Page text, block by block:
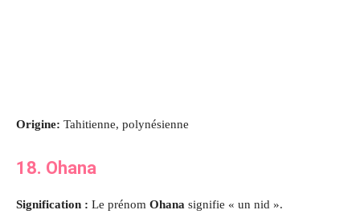
Origine: Tahitienne, polynésienne
18. Ohana
Signification : Le prénom Ohana signifie « un nid ».